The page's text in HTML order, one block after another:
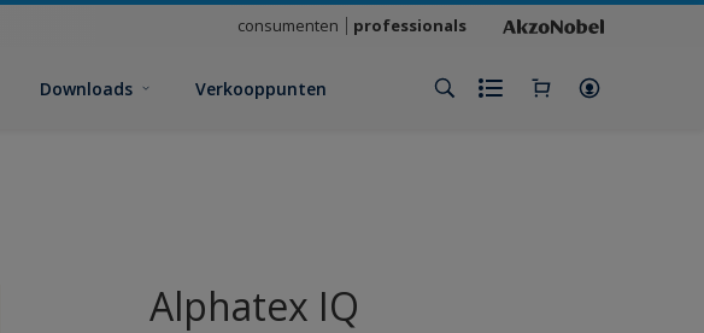
consumenten professionals
Downloads Verkooppunten
Alphatex IQ